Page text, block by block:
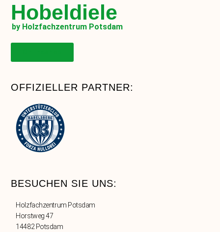
Hobeldiele
by Holzfachzentrum Potsdam
OFFIZIELLER PARTNER:
BESUCHEN SIE UNS:
Holzfachzentrum Potsdam
Horstweg 47
14482 Potsdam